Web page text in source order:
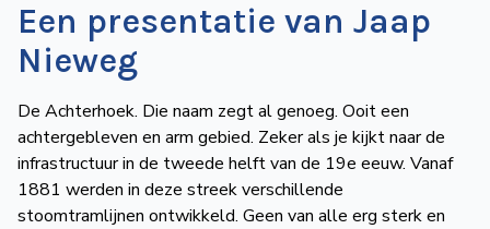
Een presentatie van Jaap
Nieweg
De Achterhoek. Die naam zegt al genoeg. Ooit een
achtergebleven en arm gebied. Zeker als je kijkt naar de
infrastructuur in de tweede helft van de 19e eeuw. Vanaf
1881 werden in deze streek verschillende
stoomtramlijnen ontwikkeld. Geen van alle erg sterk en